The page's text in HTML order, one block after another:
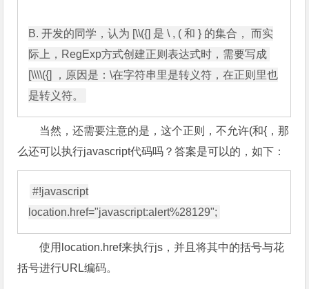
B. 开发的同学，认为 [\\({] 是 \ , ( 和 } 的集合， 而实
际上，RegExp方式创建正则表达式时，需要写成
[\\\\({] ，原因是：\在字符串里是转义符，在正则里也
当然，还需要注意的是，这个正则，不允许(和{，那
么还可以执行javascript代码吗？答案是可以的，如下：
#!javascript
使用location.href来执行js，并且将其中的括号与花
括号进行URL编码。